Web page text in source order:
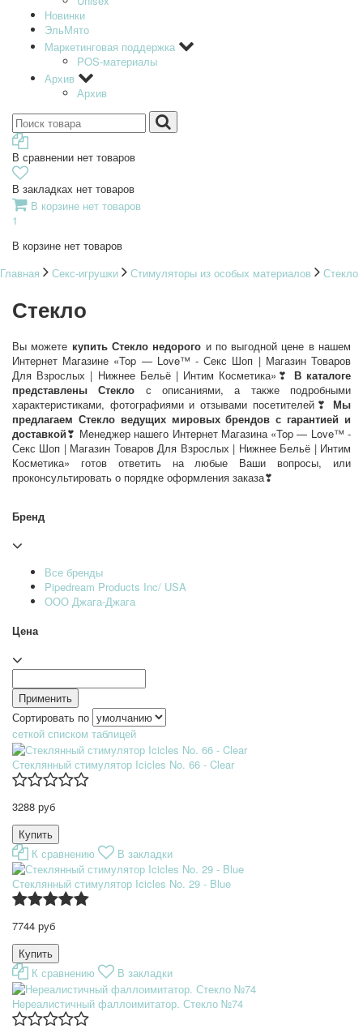
Новинки
ЭльМято
Маркетинговая поддержка
POS-материалы
Архив
Архив
В сравнении нет товаров
В закладках нет товаров
В корзине нет товаров
1
В корзине нет товаров
Главная
Секс-игрушки Стимуляторы из особых материалов Стекло
Стекло
Вы можете купить Стекло недорого и по выгодной цене в нашем
Интернет Магазине «Top — Love™ - Секс Шоп | Магазин Товаров
Для Взрослых | Нижнее Бельё | Интим Косметика»❣ В каталоге
представлены Стекло с описаниями, а также подробными
характеристиками, фотографиями и отзывами посетителей❣ Мы
предлагаем Стекло ведущих мировых брендов с гарантией и
доставкой❣ Менеджер нашего Интернет Магазина «Top — Love™ -
Секс Шоп | Магазин Товаров Для Взрослых | Нижнее Бельё | Интим
Косметика» готов ответить на любые Ваши вопросы, или
проконсультировать о порядке оформления заказа❣
Бренд
Все бренды
Pipedream Products Inc/ USA
ООО Джага-Джага
Цена
Сортировать по
сеткой списком таблицей
Стеклянный стимулятор Icicles No. 66 - Clear
3288 руб
К сравнению
В закладки
Стеклянный стимулятор Icicles No. 29 - Blue
7744 руб
К сравнению
В закладки
Нереалистичный фаллоимитатор. Стекло №74